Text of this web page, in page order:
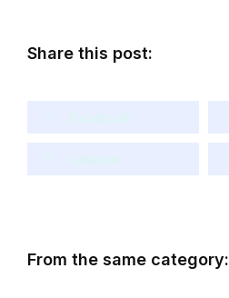
Share this post:
From the same category: